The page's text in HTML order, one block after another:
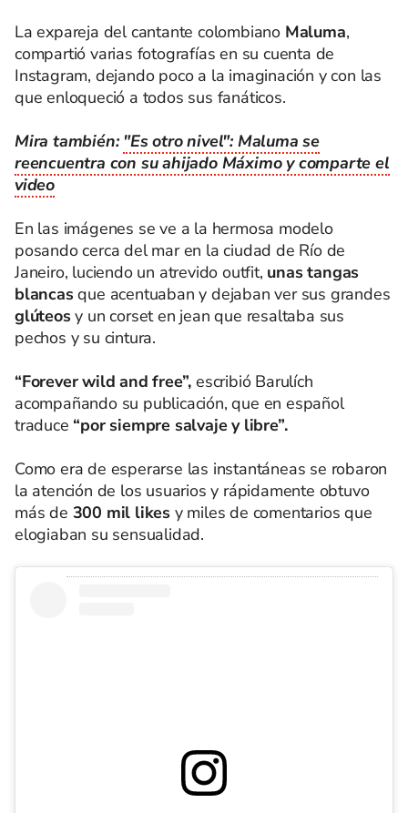
La expareja del cantante colombiano Maluma,
compartió varias fotografías en su cuenta de
Instagram, dejando poco a la imaginación y con las
que enloqueció a todos sus fanáticos.
Mira también: "Es otro nivel": Maluma se
reencuentra con su ahijado Máximo y comparte el
video
En las imágenes se ve a la hermosa modelo
posando cerca del mar en la ciudad de Río de
Janeiro, luciendo un atrevido outfit, unas tangas
blancasque acentuaban y dejaban ver sus grandes
glúteosy un corset en jean que resaltaba sus
pechos y su cintura.
“Forever wild and free”, escribió Barulích
acompañando su publicación, que en español
traduce “por siempre salvaje y libre”.
Como era de esperarse las instantáneas se robaron
la atención de los usuarios y rápidamente obtuvo
más de 300 mil likes y miles de comentarios que
elogiaban su sensualidad.